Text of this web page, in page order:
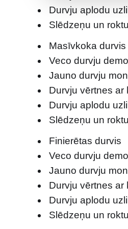
Durvju aplodu
Slēdzeņu un
Masīvkoka durvis
Veco durvju
Jauno durvju
Durvju vērtnes ar
Durvju aplodu
Slēdzeņu un
Finierētas durvis
Veco durvju
Jauno durvju
Durvju vērtnes ar
Durvju aplodu
Slēdzeņu un